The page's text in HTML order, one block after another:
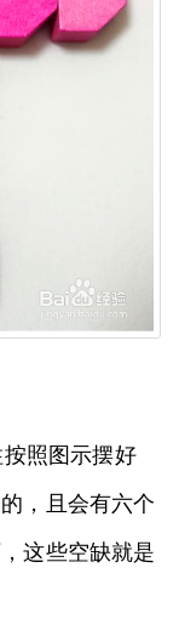
照图示摆好
，且会有六个
这些空缺就是